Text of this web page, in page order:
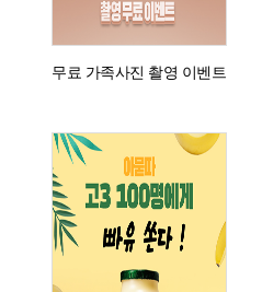
무료 가족사진 촬영 이벤트